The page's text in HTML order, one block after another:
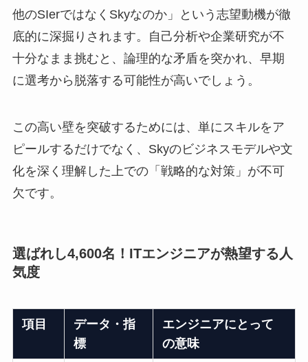
他のSIerではなくSkyなのか」という志望動機が徹
底的に深掘りされます。自己分析や企業研究が不
十分なまま挑むと、論理的な矛盾を突かれ、早期
に選考から脱落する可能性が高いでしょう。
この高い壁を突破するためには、単にスキルをア
ピールするだけでなく、Skyのビジネスモデルや文
化を深く理解した上での「戦略的な対策」が不可
欠です。
選ばれし4,600名！ITエンジニアが熱望する人
気度
項目
データ・指
標
エンジニアにとって
の意味